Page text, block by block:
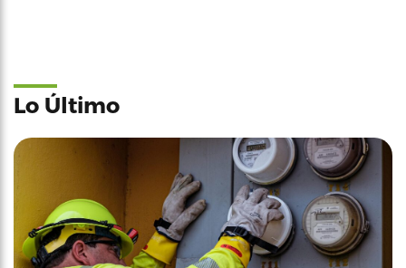
Lo Último